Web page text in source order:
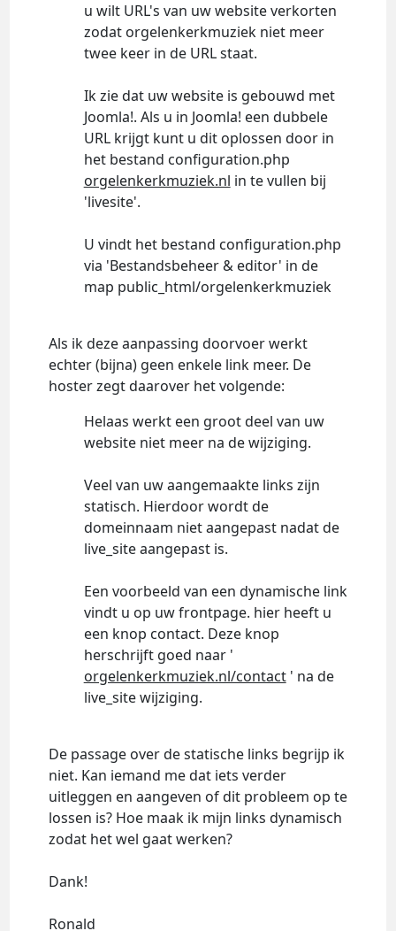
u wilt URL's van uw website verkorten
zodat orgelenkerkmuziek niet meer
twee keer in de URL staat.
Ik zie dat uw website is gebouwd met
Joomla!. Als u in Joomla! een dubbele
URL krijgt kunt u dit oplossen door in
het bestand configuration.php
orgelenkerkmuziek.nl in te vullen bij
'livesite'.
U vindt het bestand configuration.php
via 'Bestandsbeheer & editor' in de
map public_html/orgelenkerkmuziek
Als ik deze aanpassing doorvoer werkt
echter (bijna) geen enkele link meer. De
hoster zegt daarover het volgende:
Helaas werkt een groot deel van uw
website niet meer na de wijziging.
Veel van uw aangemaakte links zijn
statisch. Hierdoor wordt de
domeinnaam niet aangepast nadat de
live_site aangepast is.
Een voorbeeld van een dynamische link
vindt u op uw frontpage. hier heeft u
een knop contact. Deze knop
herschrijft goed naar '
orgelenkerkmuziek.nl/contact' na de
live_site wijziging.
De passage over de statische links begrijp ik
niet. Kan iemand me dat iets verder
uitleggen en aangeven of dit probleem op te
lossen is? Hoe maak ik mijn links dynamisch
zodat het wel gaat werken?
Dank!
Ronald